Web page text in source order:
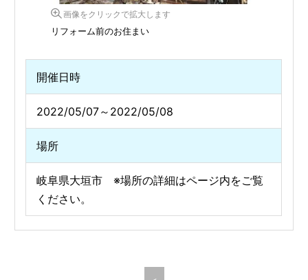
画像をクリックで拡大します
リフォーム前のお住まい
開催日時
2022/05/07～2022/05/08
場所
岐阜県大垣市 ※場所の詳細はページ内をご覧
ください。